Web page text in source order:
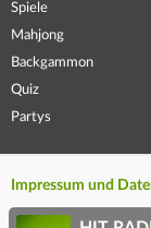
Spiele
Mahjong
Backgammon
Quiz
Partys
Impressum und